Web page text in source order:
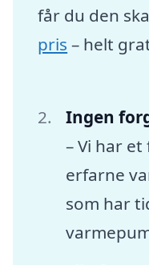
får du den
pris – helt
Ingen
– Vi har
erfarne
som har